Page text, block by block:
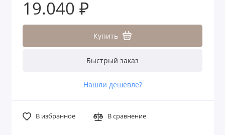
19.040 ₽
Купить
Быстрый заказ
Нашли дешевле?
В избранное В сравнение